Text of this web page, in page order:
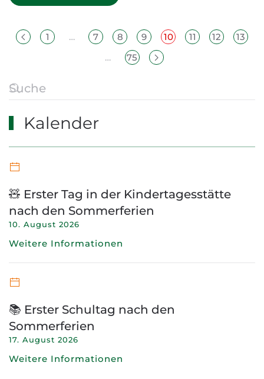
1 … 7 8 9 10 11 12
13
…
75
Kalender
🧸 Erster Tag in der Kindertagesstätte
nach den Sommerferien
10. August 2026
Weitere Informationen
📚 Erster Schultag nach den
Sommerferien
17. August 2026
Weitere Informationen